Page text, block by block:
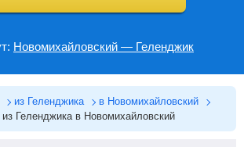
Новомихайловский — Геленджик
из Геленджика
в Новомихайловский
Геленджика в Новомихайловский